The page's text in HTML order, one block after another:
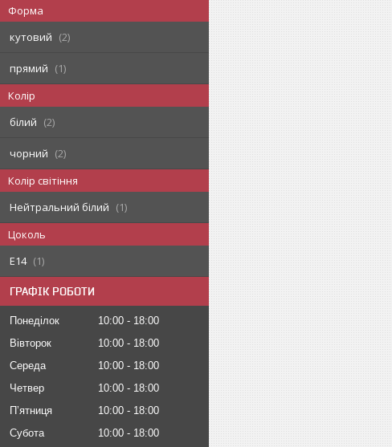
Форма
кутовий
2
прямий
1
Колір
білий
2
чорний
2
Колір світіння
Нейтральний білий
1
Цоколь
E14
1
ГРАФІК РОБОТИ
Понеділок 10:00
18:00
Вівторок
10:00
18:00
Середа
10:00
18:00
Четвер
10:00
18:00
Пʼятниця
10:00
18:00
Субота
10:00
18:00